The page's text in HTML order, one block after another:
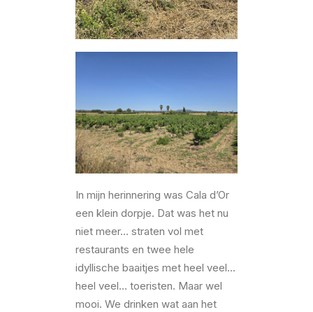
In mijn herinnering was Cala d’Or
een klein dorpje. Dat was het nu
niet meer… straten vol met
restaurants en twee hele
idyllische baaitjes met heel veel…
heel veel… toeristen. Maar wel
mooi. We drinken wat aan het